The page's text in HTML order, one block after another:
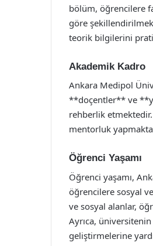
bölüm, öğrencilere
göre
teorik bilgilerini
Akademik Kadro
Ankara Medipol
**doçentler** ve
rehberlik
mentorluk
Öğrenci Yaşamı
Öğrenci yaşamı,
öğrencilere sosyal
ve sosyal alanlar,
Ayrıca,
geliştirmelerine